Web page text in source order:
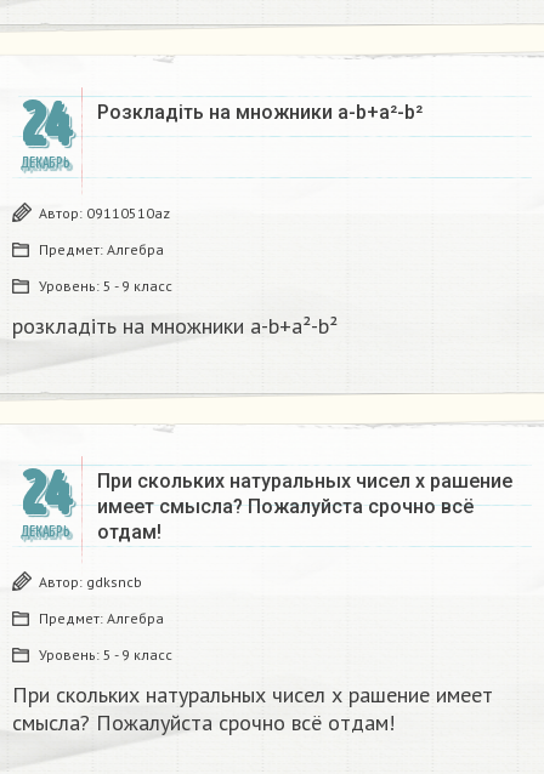
24
ДЕКАБРЬ
Розкладіть на множники а-b+a²-b²​
Автор: 09110510az
Предмет: Алгебра
Уровень: 5 - 9 класс
розкладіть на множники а-b+a²-b²​
24
ДЕКАБРЬ
При скольких натуральных чисел х рашение
имеет смысла? Пожалуйста срочно всё
отдам!
Автор: gdksncb
Предмет: Алгебра
Уровень: 5 - 9 класс
При скольких натуральных чисел х рашение имеет
смысла? Пожалуйста срочно всё отдам!